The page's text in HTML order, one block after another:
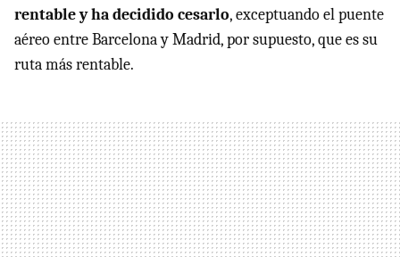
rentable y ha decidido cesarlo, exceptuando el puente
aéreo entre Barcelona y Madrid, por supuesto, que es su
ruta más rentable.